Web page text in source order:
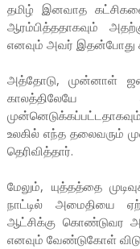
தமிழ் இனவாத
ஆரம்பித்ததாகவும்
எனவும் அவர் இதன்போது
அத்தோடு, முன்னாள்
காலத்திலேயே
உலகில் எந்த தலைவரும்
தெரிவித்தார்.
மேலும், யுத்தத்தை
நாட்டில் அமைதியை
ஆட்சிக்கு கொண்டுவர
எனவும் வேண்டுகோள்